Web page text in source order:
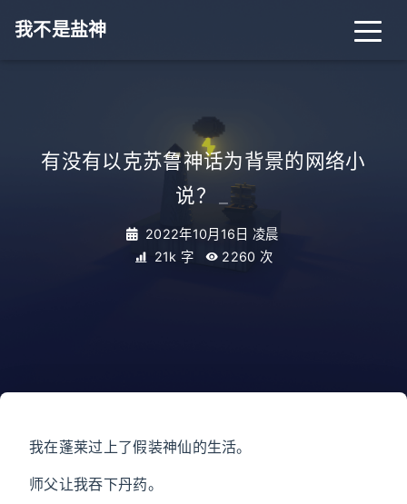
我不是盐神
有没有以克苏鲁神话为背景的网络小
说？
2022年10月16日 凌晨
21k 字
2260 次
我在蓬莱过上了假装神仙的生活。
师父让我吞下丹药。